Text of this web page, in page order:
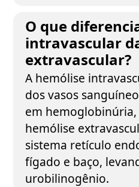
O que
intravascular
extravascular?
A hemólise
dos vasos
em
hemólise
sistema retículo
fígado e baço,
urobilinogênio.